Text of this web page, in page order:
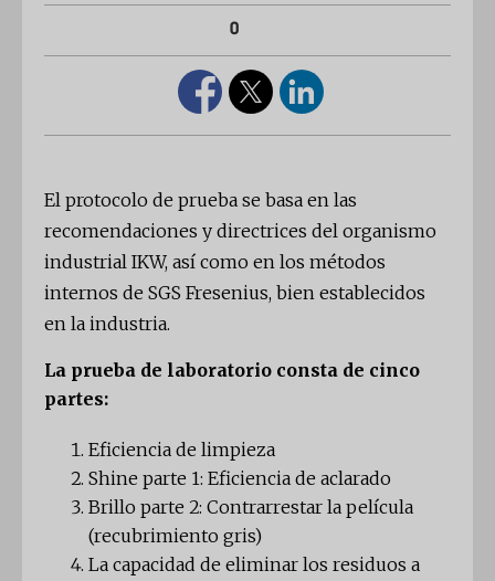
0
El protocolo de prueba se basa en las
recomendaciones y directrices del organismo
industrial IKW, así como en los métodos
internos de SGS Fresenius, bien establecidos
en la industria.
La prueba de laboratorio consta de cinco
partes:
Eficiencia de limpieza
Shine parte 1: Eficiencia de aclarado
Brillo parte 2: Contrarrestar la película
(recubrimiento gris)
La capacidad de eliminar los residuos a